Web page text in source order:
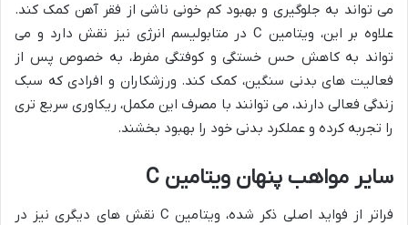
می تواند به جلوگیری و بهبود کم خونی ناشی از فقر آهن کمک کند.
علاوه بر این، ویتامین C در متابولیسم انرژی نیز نقش دارد و می
تواند به کاهش حس خستگی و کوفتگی مفرط، به خصوص پس از
فعالیت های بدنی سنگین، کمک کند. ورزشکاران و افرادی که سبک
زندگی فعالی دارند، می توانند با مصرف این مکمل، ریکاوری سریع تری
را تجربه کرده و عملکرد بدنی خود را بهبود بخشند.
سایر مواهب پنهان ویتامین C
فراتر از فواید اصلی ذکر شده، ویتامین C نقش های دیگری نیز در